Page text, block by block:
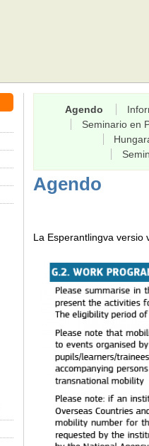
Agendo
Seminario en
Agendo
La Esperantlingva versio